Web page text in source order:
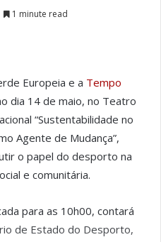
1 minute read
Europeia e a Tempo
dia 14 de maio, no Teatro
“Sustentabilidade no
Agente de Mudança”,
o papel do desporto na
e comunitária.
para as 10h00, contará
de Estado do Desporto,